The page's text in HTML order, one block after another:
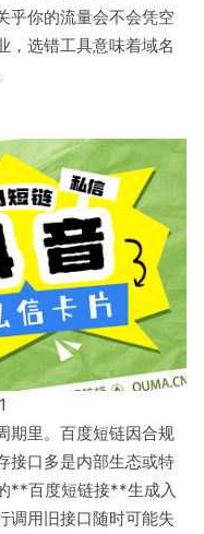
乎你的流量会不会凭空
，选错工具意味着域名
期里。百度短链因合规
接口多是内部生态或特
**百度短链接**生成入
调用旧接口随时可能失